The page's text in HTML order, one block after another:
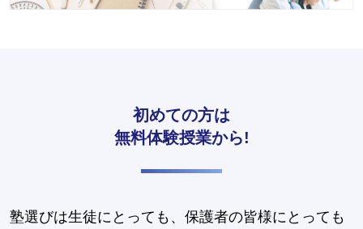
初めての方は
無料体験授業から!
塾選びは生徒にとっても、保護者の皆様にとっても